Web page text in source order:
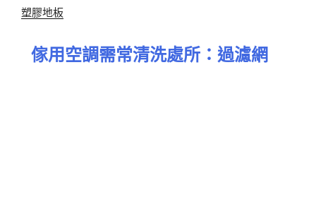
塑膠地板
傢用空調需常清洗處所：過濾網